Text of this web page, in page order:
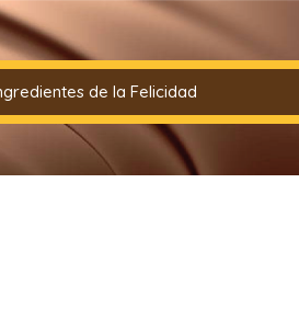
de la Felicidad